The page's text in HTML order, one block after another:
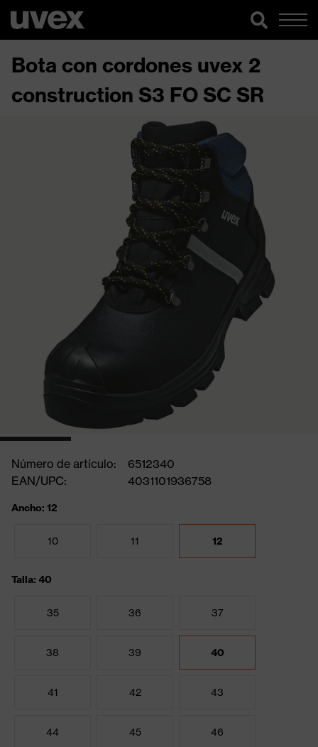
Bota con cordones uvex 2
construction S3 FO SC SR
Número de artículo:
6512340
EAN/UPC:
4031101936758
Ancho: 12
10 11 12
Talla: 40
35 36 37
38 39 40
41 42 43
44 45 46